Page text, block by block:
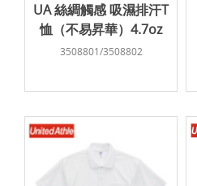
UA 絲綢觸感 吸濕排汗T
恤（不易昇華）4.7oz
3508801/3508802